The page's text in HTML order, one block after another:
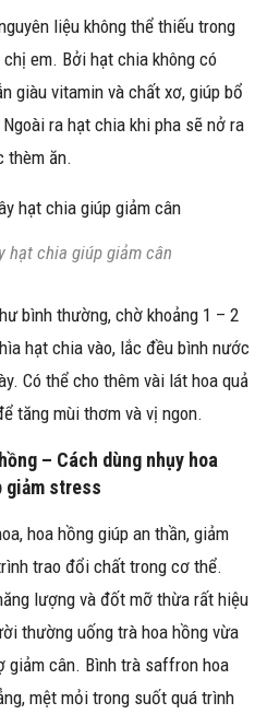
liệu không thể thiếu trong
em. Bởi hạt chia không có
giàu vitamin và chất xơ, giúp bổ
ra hạt chia khi pha sẽ nở ra
thèm ăn.
hạt chia giúp giảm cân
bình thường, chờ khoảng 1 – 2
hạt chia vào, lắc đều bình nước
Có thể cho thêm vài lát hoa quả
tăng mùi thơm và vị ngon.
– Cách dùng nhụy hoa
giảm stress
hoa hồng giúp an thần, giảm
trao đổi chất trong cơ thể.
lượng và đốt mỡ thừa rất hiệu
thường uống trà hoa hồng vừa
giảm cân. Bình trà saffron hoa
mệt mỏi trong suốt quá trình